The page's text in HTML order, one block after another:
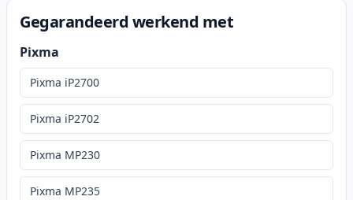
Gegarandeerd werkend met
Pixma
Pixma iP2700
Pixma iP2702
Pixma MP230
Pixma MP235